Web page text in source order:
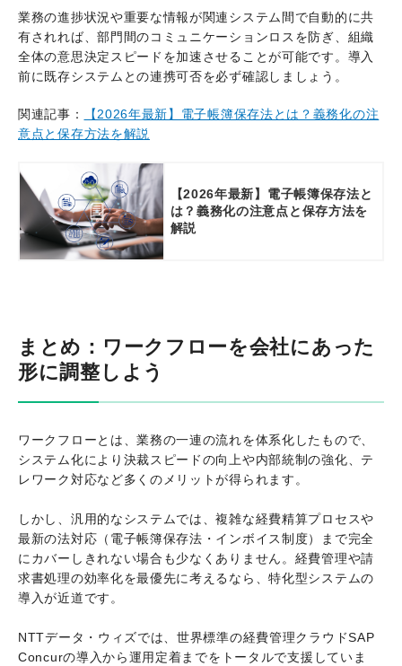
業務の進捗状況や重要な情報が関連システム間で自動的に共
有されれば、部門間のコミュニケーションロスを防ぎ、組織
全体の意思決定スピードを加速させることが可能です。導入
前に既存システムとの連携可否を必ず確認しましょう。
関連記事：
【2026年最新】電子帳簿保存法とは？義務化の注
意点と保存方法を解説
【2026年最新】電子帳簿保存法と
は？義務化の注意点と保存方法を
解説
まとめ：ワークフローを会社にあった
形に調整しよう
ワークフローとは、業務の一連の流れを体系化したもので、
システム化により決裁スピードの向上や内部統制の強化、テ
レワーク対応など多くのメリットが得られます。
しかし、汎用的なシステムでは、複雑な経費精算プロセスや
最新の法対応（電子帳簿保存法・インボイス制度）まで完全
にカバーしきれない場合も少なくありません。経費管理や請
求書処理の効率化を最優先に考えるなら、特化型システムの
導入が近道です。
NTTデータ・ウィズでは、世界標準の経費管理クラウドSAP
Concurの導入から運用定着までをトータルで支援していま